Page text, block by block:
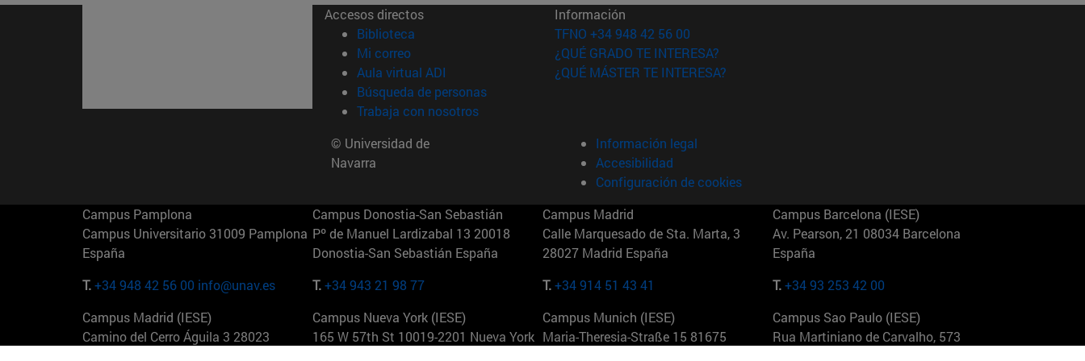
Accesos directos
Biblioteca (abre en nueva ventana)
Mi correo(abre en nueva ventana)
Aula virtual ADI (abre en nueva ventana)
Búsqueda de personas(abre en nueva ventana)
Trabaja con nosotros(abre en nueva ventana)
Información
TFNO +34 948 42 56 00
¿QUÉ GRADO TE INTERESA?
¿QUÉ MÁSTER TE INTERESA?
© Universidad de
Navarra
Información legal
Accesibilidad
Configuración de cookies
Campus Pamplona
Campus Universitario 31009 Pamplona
España
T.+34 948 42 56 00 info@unav.es
Campus Donostia-San Sebastián
Pº de Manuel Lardizabal 13 20018
Donostia-San Sebastián España
T.+34 943 21 98 77
Campus Madrid
Calle Marquesado de Sta. Marta, 3
28027 Madrid España
T.+34 914 51 43 41
Campus Barcelona (IESE)
Av. Pearson, 21 08034 Barcelona
España
T.+34 93 253 42 00
Campus Madrid (IESE)
Camino del Cerro Águila 3 28023
Campus Nueva York (IESE)
165 W 57th St 10019-2201 Nueva York
Campus Munich (IESE)
Maria-Theresia-Straße 15 81675
Campus Sao Paulo (IESE)
Rua Martiniano de Carvalho, 573